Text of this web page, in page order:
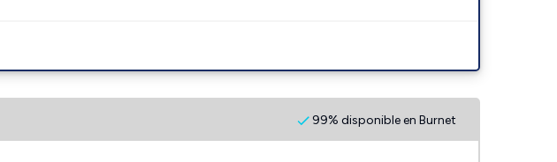
99% disponible en Burnet